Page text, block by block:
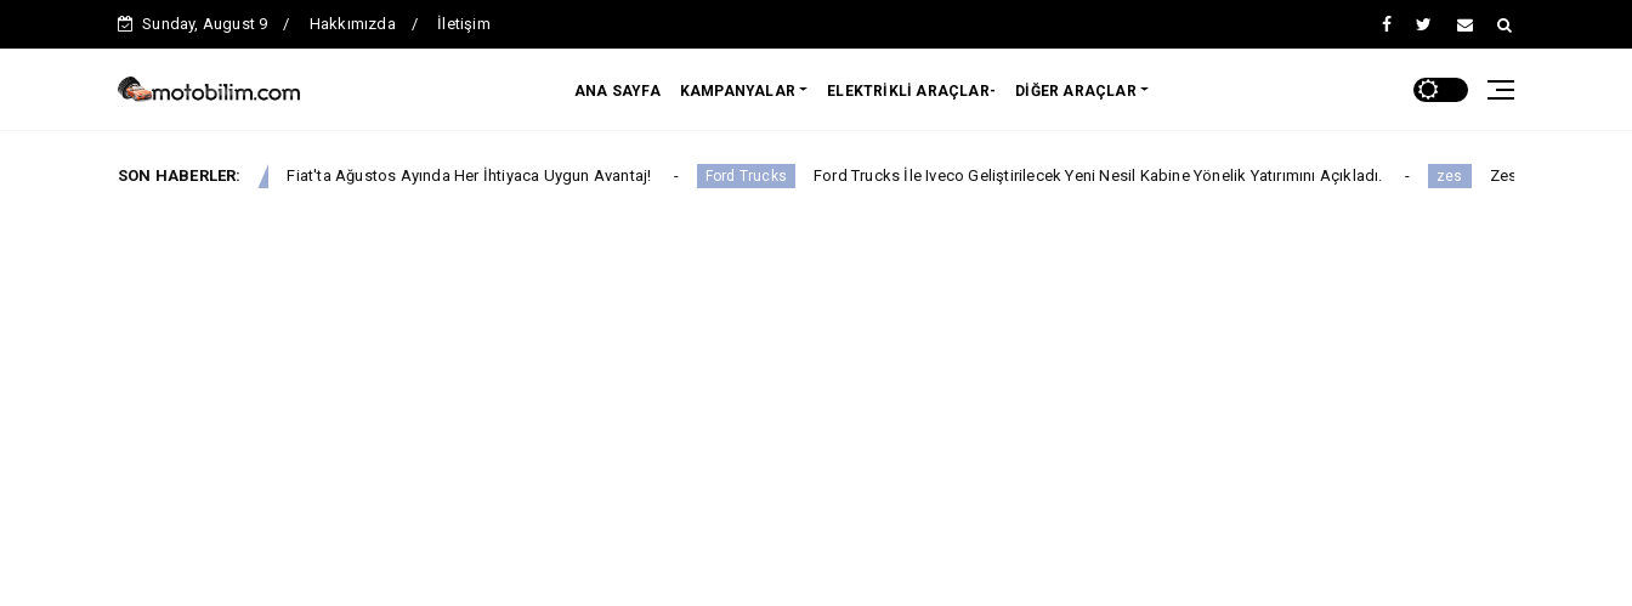
Sunday, August 9 Hakkımızda İletişim
ANA SAYFA KAMPANYALAR ELEKTRİKLİ ARAÇLAR- DİĞER ARAÇLAR
SON HABERLER:
KAMPANYALARI Fiat'ta Ağustos Ayında Her İhtiyaca Uygun Avantaj! Ford Trucks Ford Trucks İle Iveco Geliştirilecek Yeni Nesil Kabine Yönelik Yatırımını Açıkladı. zes Zes ve Beefull Teknoloji’den